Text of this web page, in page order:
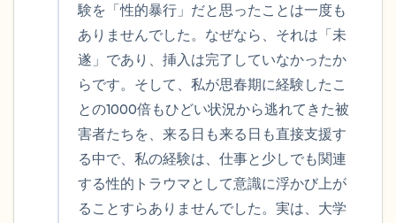
験を「性的暴行」だと思ったことは一度も
ありませんでした。なぜなら、それは「未
遂」であり、挿入は完了していなかったか
らです。そして、私が思春期に経験したこ
との1000倍もひどい状況から逃れてきた被
害者たちを、来る日も来る日も直接支援す
る中で、私の経験は、仕事と少しでも関連
する性的トラウマとして意識に浮かび上が
ることすらありませんでした。実は、大学